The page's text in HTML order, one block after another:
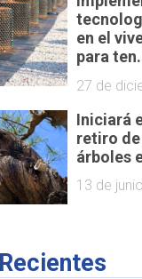
en el
para
27 de
Iniciará
retiro
árboles
13 de